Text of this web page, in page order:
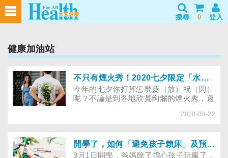
搜尋 0 登入
健康加油站
不只有煙火秀！2020七夕限定「水上電影院、光雕橋」浪漫約會首選
今年的七夕你打算怎麼慶（放）祝（閃）
呢？不論是到各地欣賞絢爛的煙火秀，還
度過一個最難忘的情人節，用什麼方式都
會嘉年華等活動，都結合了當地特色，快
帶著身邊的她/他一起留下最特別的甜蜜
2020-08-22
開學了，如何「避免孩子賴床」及預防被「無症狀患者」傳染新冠肺炎？
9月1日開學，爸媽除了擔心孩子玩瘋了，